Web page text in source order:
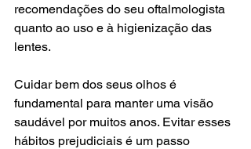
recomendações do seu oftalmologista
quanto ao uso e à higienização das
lentes.
Cuidar bem dos seus olhos é
fundamental para manter uma visão
saudável por muitos anos. Evitar esses
hábitos prejudiciais é um passo